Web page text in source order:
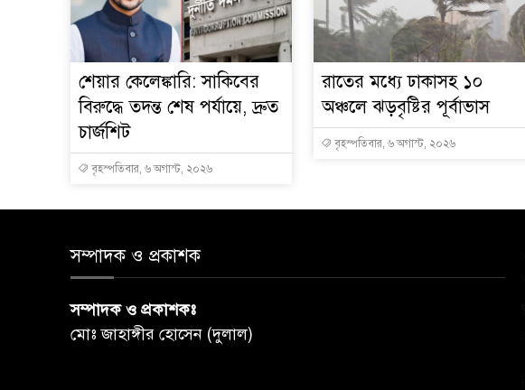
শেয়ার কেলেঙ্কারি: সাকিবের
বিরুদ্ধে তদন্ত শেষ পর্যায়ে, দ্রুত
চার্জশিট
বৃহস্পতিবার, ৬ অগাস্ট, ২০২৬
রাতের মধ্যে ঢাকাসহ ১০
অঞ্চলে ঝড়বৃষ্টির পূর্বাভাস
বৃহস্পতিবার, ৬ অগাস্ট, ২০২৬
সম্পাদক ও প্রকাশক
সম্পাদক ও প্রকাশকঃ
মোঃ জাহাঙ্গীর হোসেন (দুলাল)